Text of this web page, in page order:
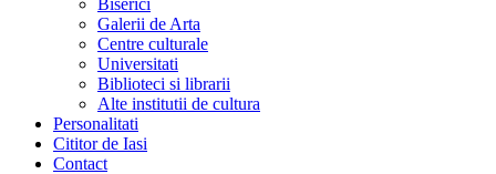
Biserici
Galerii de Arta
Centre culturale
Universitati
Biblioteci si librarii
Alte institutii de cultura
Personalitati
Cititor de Iasi
Contact